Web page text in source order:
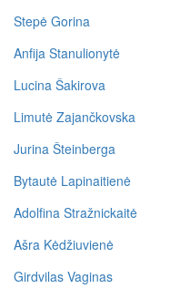
Stepė Gorina
Anfija Stanulionytė
Lucina Šakirova
Limutė Zajančkovska
Jurina Šteinberga
Bytautė Lapinaitienė
Adolfina Stražnickaitė
Ašra Kėdžiuvienė
Girdvilas Vaginas